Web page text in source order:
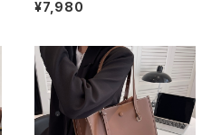
軽量 旅行バッグ 多機能 2WAY
アル 韓国風バッグ K-B0234
¥7,980